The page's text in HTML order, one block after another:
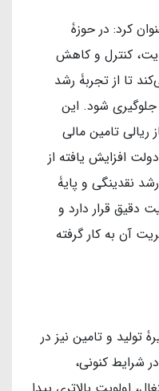
کرد: در حوزۀ
کنترل و کاهش
تا از تجربۀ رشد
جلوگیری شود. این
تامین مالی
افزایش یافته از
نقدینگی و پایۀ
دقیق قرار دارد و
آن به کار گرفته
و تامین نیز در
شرایط کنونی،